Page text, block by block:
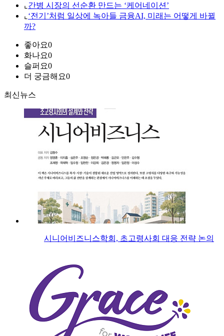
⌞ 간병 시장의 선순환 만드는 ‘케어네이션’
⌞ ‘전기’처럼 일상에 녹아들 금융AI, 미래는 어떻게 바뀔
까?
좋아요0
화나요0
슬퍼요0
더 궁금해요0
최신뉴스
시니어비즈니스학회, 초고령사회 대응 전략 논의